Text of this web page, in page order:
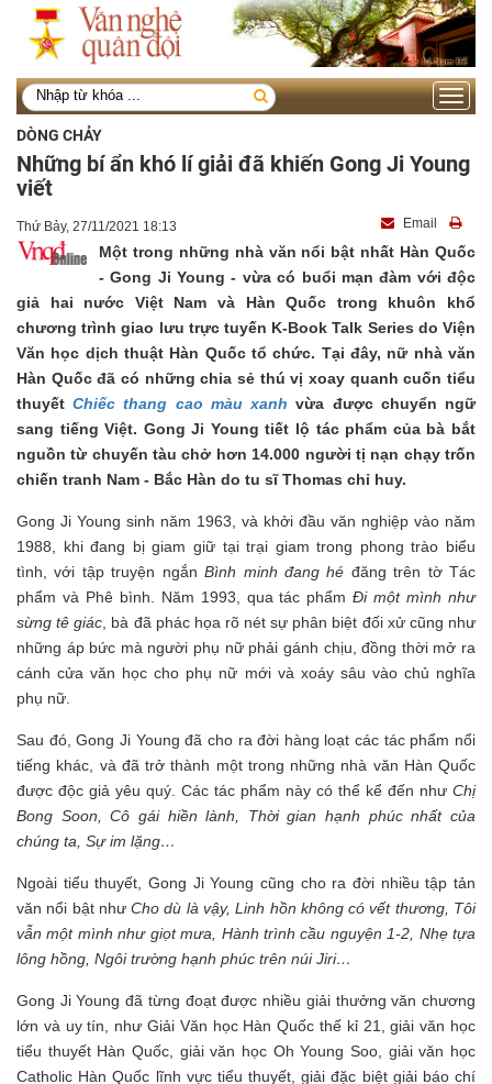
Toggle
DÒNG CHẢY
Những bí ẩn khó lí giải đã khiến Gong Ji Young
viết
Thứ Bảy, 27/11/2021 18:13 Email
Một trong những nhà văn nổi bật nhất Hàn Quốc
- Gong Ji Young - vừa có buổi mạn đàm với độc
giả hai nước Việt Nam và Hàn Quốc trong khuôn khổ
chương trình giao lưu trực tuyến K-Book Talk Series do Viện
Văn học dịch thuật Hàn Quốc tổ chức. Tại đây, nữ nhà văn
Hàn Quốc đã có những chia sẻ thú vị xoay quanh cuốn tiểu
thuyếtChiếc thang cao màu xanh vừa được chuyển ngữ
sang tiếng Việt. Gong Ji Young tiết lộ tác phẩm của bà bắt
nguồn từ chuyến tàu chở hơn 14.000 người tị nạn chạy trốn
chiến tranh Nam - Bắc Hàn do tu sĩ Thomas chỉ huy.
Gong Ji Young sinh năm 1963, và khởi đầu văn nghiệp vào năm
1988, khi đang bị giam giữ tại trại giam trong phong trào biểu
tình, với tập truyện ngắnBình minh đang hé đăng trên tờ Tác
phẩm và Phê bình. Năm 1993, qua tác phẩmĐi một mình như
sừng tê giác, bà đã phác họa rõ nét sự phân biệt đối xử cũng như
những áp bức mà người phụ nữ phải gánh chịu, đồng thời mở ra
cánh cửa văn học cho phụ nữ mới và xoáy sâu vào chủ nghĩa
phụ nữ.
Sau đó, Gong Ji Young đã cho ra đời hàng loạt các tác phẩm nổi
tiếng khác, và đã trở thành một trong những nhà văn Hàn Quốc
được độc giả yêu quý. Các tác phẩm này có thể kể đến như Chị
Bong Soon, Cô gái hiền lành, Thời gian hạnh phúc nhất của
chúng ta, Sự im lặng…
Ngoài tiểu thuyết, Gong Ji Young cũng cho ra đời nhiều tập tản
văn nổi bật nhưCho dù là vậy, Linh hồn không có vết thương, Tôi
vẫn một mình như giọt mưa, Hành trình cầu nguyện 1-2, Nhẹ tựa
lông hồng, Ngôi trường hạnh phúc trên núi Jiri…
Gong Ji Young đã từng đoạt được nhiều giải thưởng văn chương
lớn và uy tín, như Giải Văn học Hàn Quốc thế kỉ 21, giải văn học
tiểu thuyết Hàn Quốc, giải văn học Oh Young Soo, giải văn học
Catholic Hàn Quốc lĩnh vực tiểu thuyết, giải đặc biệt giải báo chí